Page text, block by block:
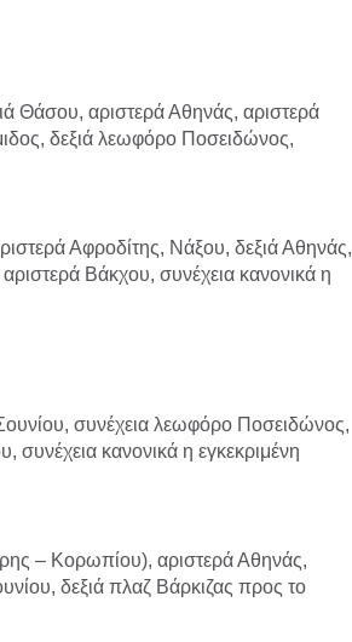
Θάσου, αριστερά Αθηνάς, αριστερά
δεξιά λεωφόρο Ποσειδώνος,
Αφροδίτης, Νάξου, δεξιά Αθηνάς,
Βάκχου, συνέχεια κανονικά η
συνέχεια λεωφόρο Ποσειδώνος,
κανονικά η εγκεκριμένη
– Κορωπίου), αριστερά Αθηνάς,
δεξιά πλαζ Βάρκιζας προς το